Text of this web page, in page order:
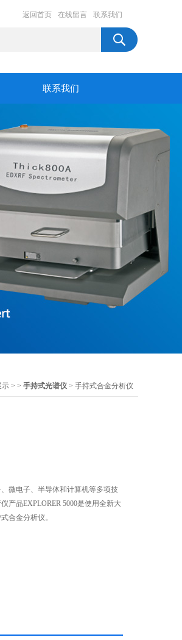
返回首页 在线留言 联系我们
联系我们
示 > > 手持式光谱仪 > 手持式合金分析仪
微电子、半导体和计算机等多项技
产品EXPLORER 5000是使用全新大
合金分析仪。